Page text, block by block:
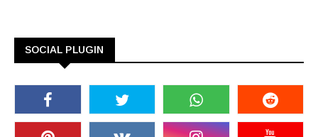
SOCIAL PLUGIN